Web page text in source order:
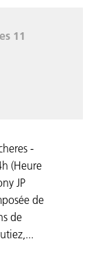
11
-
(Heure
JP
de
de
...